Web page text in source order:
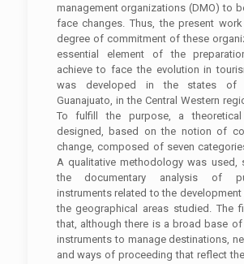
management organizations (DMO) to
face changes. Thus, the present
degree of commitment of these
essential element of the
achieve to face the evolution in
was developed in the states of
Guanajuato, in the Central Western
To fulfill the purpose, a
designed, based on the notion of
change, composed of seven
A qualitative methodology was used,
the documentary analysis of
instruments related to the
the geographical areas studied. The
that, although there is a broad base
instruments to manage destinations,
and ways of proceeding that reflect